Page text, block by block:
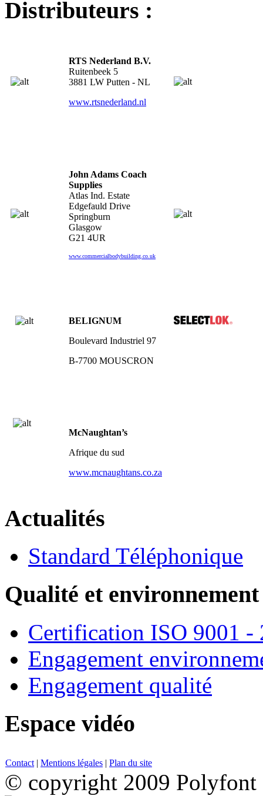
Distributeurs :
RTS Nederland B.V.
Ruitenbeek 5
3881 LW Putten - NL
www.rtsnederland.nl
John Adams Coach
Supplies
Atlas Ind. Estate
Edgefauld Drive
Springburn
Glasgow
G21 4UR
www.commercialbodybuilding.co.uk
BELIGNUM
Boulevard Industriel 97
B-7700 MOUSCRON
McNaughtan’s
Afrique du sud
www.mcnaughtans.co.za
Actualités
Standard Téléphonique
Qualité et environnement
Certification ISO 9001 -
Engagement
Engagement qualité
Espace vidéo
Contact | Mentions légales | Plan du site
© copyright 2009 Polyfont